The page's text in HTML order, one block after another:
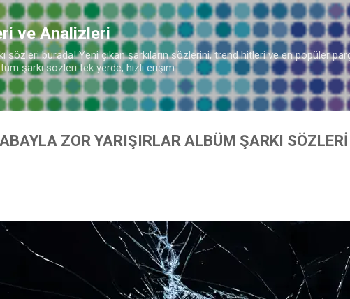
Ana içeriğe atla
ve Analizleri
sözleri burada! Yeni çıkan şarkıların sözlerini, trend hitleri ve en popüler
şarkı sözleri tek yerde, hızlı erişim.
ZOR YARIŞIRLAR ALBÜM ŞARKI